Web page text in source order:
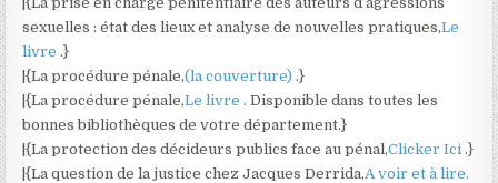
sexuelles : état des lieux et analyse de nouvelles pratiques,Le
livre.}
|{La procédure pénale,(la couverture).}
|{La procédure pénale,Le livre. Disponible dans toutes les
bonnes bibliothèques de votre département.}
|{La protection des décideurs publics face au pénal,Clicker Ici.}
|{La question de la justice chez Jacques Derrida,A voir et à lire.